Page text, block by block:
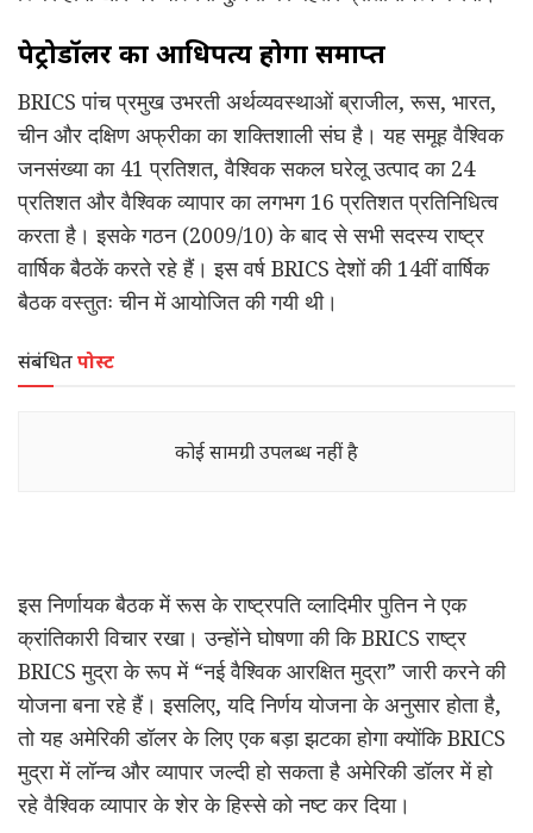
पेट्रोडॉलर का आधिपत्य होगा समाप्त
BRICS पांच प्रमुख उभरती अर्थव्यवस्थाओं ब्राजील, रूस, भारत,
चीन और दक्षिण अफ्रीका का शक्तिशाली संघ है। यह समूह वैश्विक
जनसंख्या का 41 प्रतिशत, वैश्विक सकल घरेलू उत्पाद का 24
प्रतिशत और वैश्विक व्यापार का लगभग 16 प्रतिशत प्रतिनिधित्व
करता है। इसके गठन (2009/10) के बाद से सभी सदस्य राष्ट्र
वार्षिक बैठकें करते रहे हैं। इस वर्ष BRICS देशों की 14वीं वार्षिक
बैठक वस्तुतः चीन में आयोजित की गयी थी।
संबंधितपोस्ट
कोई सामग्री उपलब्ध नहीं है
इस निर्णायक बैठक में रूस के राष्ट्रपति व्लादिमीर पुतिन ने एक
क्रांतिकारी विचार रखा। उन्होंने घोषणा की कि BRICS राष्ट्र
BRICS मुद्रा के रूप में “नई वैश्विक आरक्षित मुद्रा” जारी करने की
योजना बना रहे हैं। इसलिए, यदि निर्णय योजना के अनुसार होता है,
तो यह अमेरिकी डॉलर के लिए एक बड़ा झटका होगा क्योंकि BRICS
मुद्रा में लॉन्च और व्यापार जल्दी हो सकता है अमेरिकी डॉलर में हो
रहे वैश्विक व्यापार के शेर के हिस्से को नष्ट कर दिया।